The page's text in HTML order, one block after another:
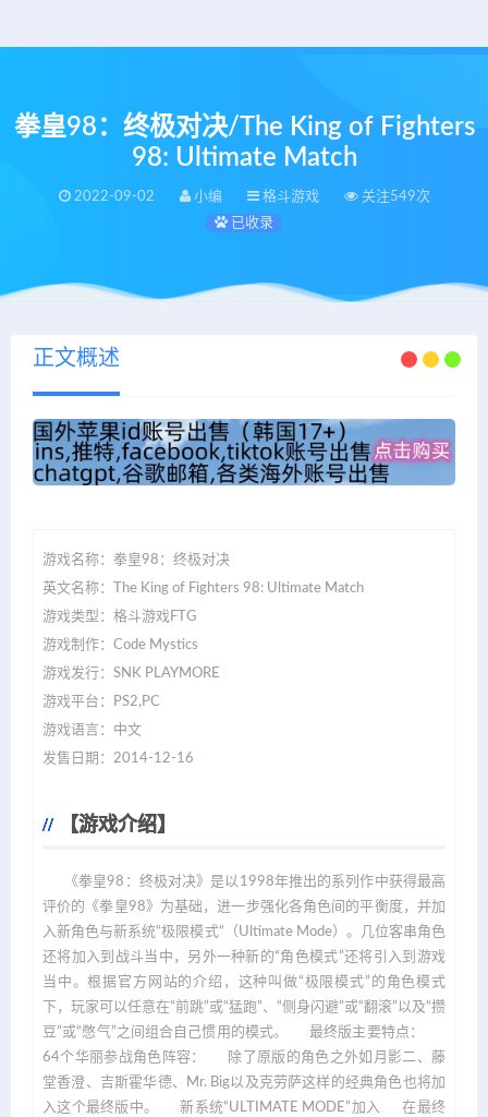
拳皇98：终极对决/The King of Fighters
98: Ultimate Match
2022-09-02 小编 格斗游戏
关注549次
已收录
正文概述
游戏名称：拳皇98：终极对决
英文名称：The King of Fighters 98: Ultimate Match
游戏类型：格斗游戏FTG
游戏制作：Code Mystics
游戏发行：SNK PLAYMORE
游戏平台：PS2,PC
游戏语言：中文
发售日期：2014-12-16
【游戏介绍】
《拳皇98：终极对决》是以1998年推出的系列作中获得最高
评价的《拳皇98》为基础，进一步强化各角色间的平衡度，并加
入新角色与新系统“极限模式“（Ultimate Mode）。几位客串角色
还将加入到战斗当中，另外一种新的“角色模式”还将引入到游戏
当中。根据官方网站的介绍，这种叫做“极限模式”的角色模式
下，玩家可以任意在“前跳”或“猛跑”、“侧身闪避”或“翻滚”以及“攒
豆”或“憋气”之间组合自己惯用的模式。 最终版主要特点：
64个华丽参战角色阵容： 除了原版的角色之外如月影二、藤
堂香澄、吉斯霍华德、Mr. Big以及克劳萨这样的经典角色也将加
入这个最终版中。 新系统“ULTIMATE MODE”加入 在最终